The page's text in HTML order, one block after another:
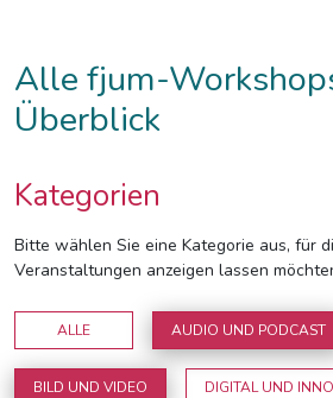
Alle fjum-
Überblick
Kategorien
Bitte wählen Sie eine Kategorie aus, für
Veranstaltungen anzeigen lassen
ALLE AUDIO UND PODCAST
BILD UND VIDEO DIGITAL UND